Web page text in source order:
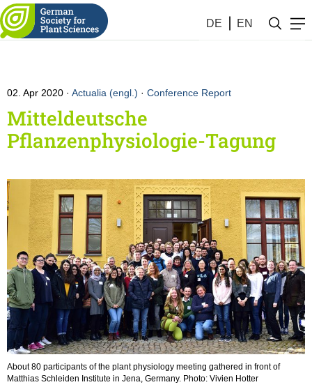
DE EN
02. Apr 2020 Actualia (engl.) · Conference Report
Mitteldeutsche
Pflanzenphysiologie-Tagung
About 80 participants of the plant physiology meeting gathered in front of
Matthias Schleiden Institute in Jena, Germany. Photo: Vivien Hotter